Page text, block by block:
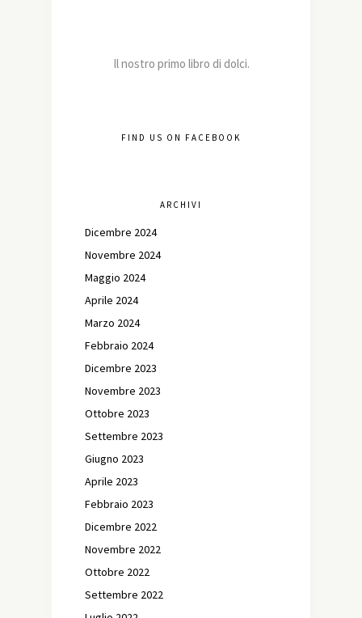
Il nostro primo libro di dolci.
FIND US ON FACEBOOK
ARCHIVI
Dicembre 2024
Novembre 2024
Maggio 2024
Aprile 2024
Marzo 2024
Febbraio 2024
Dicembre 2023
Novembre 2023
Ottobre 2023
Settembre 2023
Giugno 2023
Aprile 2023
Febbraio 2023
Dicembre 2022
Novembre 2022
Ottobre 2022
Settembre 2022